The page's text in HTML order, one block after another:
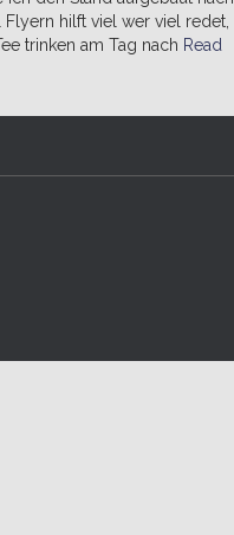
hilft viel wer viel redet,
trinken am Tag nach Read